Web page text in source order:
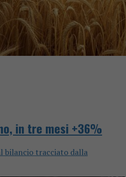
in tre mesi +36%
bilancio tracciato dalla